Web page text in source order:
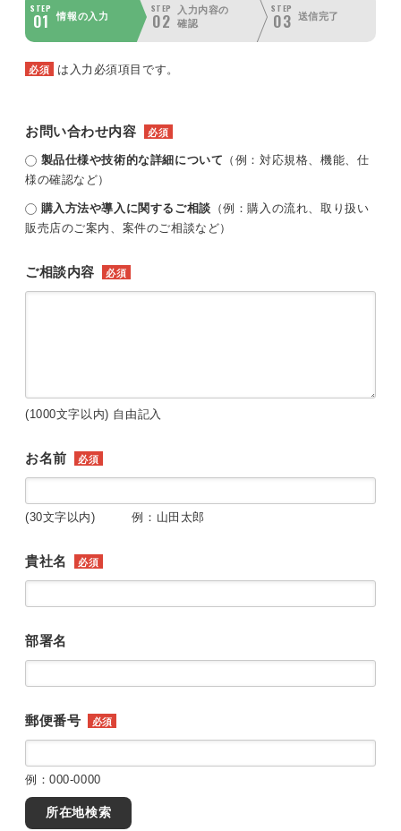
STEP
01 情報の入力
STEP
02
入力内容の
確認
STEP
03 送信完了
必須 は入力必須項目です。
お問い合わせ内容 必須
製品仕様や技術的な詳細について （例：対応規格、機能、仕
様の確認など）
購入方法や導入に関するご相談 （例：購入の流れ、取り扱い
販売店のご案内、案件のご相談など）
ご相談内容 必須
(1000文字以内) 自由記入
お名前 必須
(30文字以内) 例：山田太郎
貴社名 必須
部署名
郵便番号 必須
例：000-0000
所在地検索